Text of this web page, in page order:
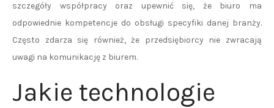
szczegóły współpracy oraz upewnić się, że biuro ma
odpowiednie kompetencje do obsługi specyfiki danej branży.
Często zdarza się również, że przedsiębiorcy nie zwracają
uwagi na komunikację z biurem.
Jakie technologie